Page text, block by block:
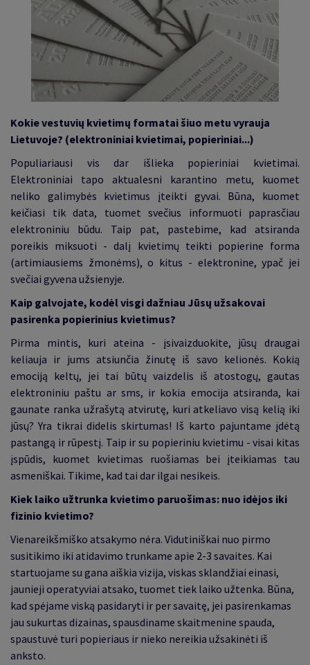
Kokie vestuvių kvietimų formatai šiuo metu vyrauja
Lietuvoje? (elektroniniai kvietimai, popieriniai...)
Populiariausi vis dar išlieka popieriniai kvietimai.
Elektroniniai tapo aktualesni karantino metu, kuomet
neliko galimybės kvietimus įteikti gyvai. Būna, kuomet
keičiasi tik data, tuomet svečius informuoti paprasčiau
elektroniniu būdu. Taip pat, pastebime, kad atsiranda
poreikis miksuoti - dalį kvietimų teikti popierine forma
(artimiausiems žmonėms), o kitus - elektronine, ypač jei
svečiai gyvena užsienyje.
Kaip galvojate, kodėl visgi dažniau Jūsų užsakovai
pasirenka popierinius kvietimus?
Pirma mintis, kuri ateina - įsivaizduokite, jūsų draugai
keliauja ir jums atsiunčia žinutę iš savo kelionės. Kokią
emociją keltų, jei tai būtų vaizdelis iš atostogų, gautas
elektroniniu paštu ar sms, ir kokia emocija atsiranda, kai
gaunate ranka užrašytą atvirutę, kuri atkeliavo visą kelią iki
jūsų? Yra tikrai didelis skirtumas! Iš karto pajuntame įdėtą
pastangą ir rūpestį. Taip ir su popieriniu kvietimu - visai kitas
įspūdis, kuomet kvietimas ruošiamas bei įteikiamas tau
asmeniškai. Tikime, kad tai dar ilgai nesikeis.
Kiek laiko užtrunka kvietimo paruošimas: nuo idėjos iki
fizinio kvietimo?
Vienareikšmiško atsakymo nėra. Vidutiniškai nuo pirmo
susitikimo iki atidavimo trunkame apie 2-3 savaites. Kai
startuojame su gana aiškia vizija, viskas sklandžiai einasi,
jaunieji operatyviai atsako, tuomet tiek laiko užtenka. Būna,
kad spėjame viską pasidaryti ir per savaitę, jei pasirenkamas
jau sukurtas dizainas, spausdiname skaitmenine spauda,
spaustuvė turi popieriaus ir nieko nereikia užsakinėti iš
anksto.